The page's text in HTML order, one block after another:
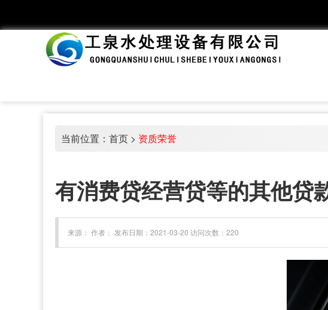
当前位置： 首页 > 资质荣誉
有消费贷经营贷等的其他贷
来源： 作者： 发布日期：2021-03-20 访问次数：220